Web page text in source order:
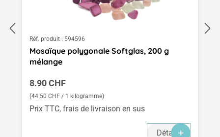
Réf. produit : 594596
Mosaïque polygonale Softglas, 200 g
mélange
Prix régulier :
8.90 CHF
(44.50 CHF / 1 kilogramme)
Prix TTC, frais de livraison en sus
Détails